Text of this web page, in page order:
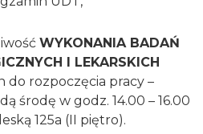
WYKONANIA BADAŃ
I LEKARSKICH
do rozpoczęcia pracy –
środę w godz. 14.00 – 16.00
125a (II piętro).